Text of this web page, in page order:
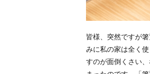
皆様、突然ですが
みに私の家は全く
すのが面倒くさい